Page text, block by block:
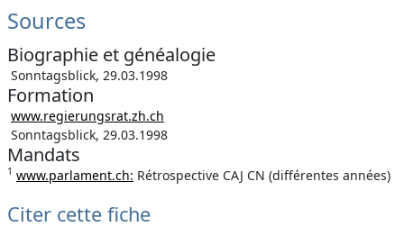
Sources
Biographie et généalogie
Sonntagsblick, 29.03.1998
Formation
www.regierungsrat.zh.ch
Sonntagsblick, 29.03.1998
Mandats
1 www.parlament.ch: Rétrospective CAJ CN (différentes années)
Citer cette fiche